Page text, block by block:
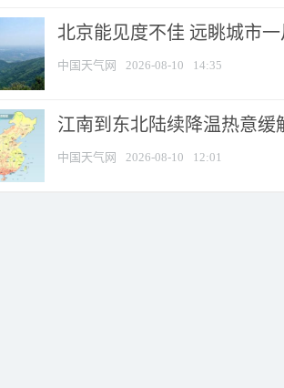
北京能见度不佳 远眺城市
中国天气网 2026-08-10 14:35
江南到东北陆续降温热意缓
中国天气网 2026-08-10 12:01